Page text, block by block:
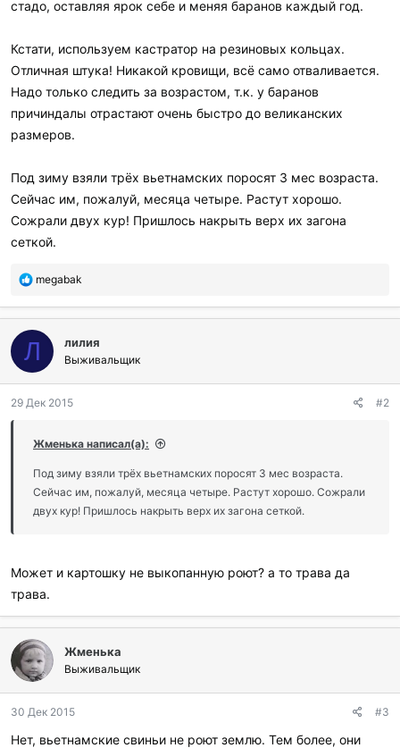
стадо, оставляя ярок себе и меняя баранов каждый год.
Кстати, используем кастратор на резиновых кольцах.
Отличная штука! Никакой кровищи, всё само отваливается.
Надо только следить за возрастом, т.к. у баранов
причиндалы отрастают очень быстро до великанских
размеров.
Под зиму взяли трёх вьетнамских поросят 3 мес возраста.
Сейчас им, пожалуй, месяца четыре. Растут хорошо.
Сожрали двух кур! Пришлось накрыть верх их загона
сеткой.
П
б
л
а
г
о
а
и
и
:
megabak
Л лилия
Выживальщик
29 Дек 2015 #2
Жменька написал(а):
Под зиму взяли трёх вьетнамских поросят 3 мес возраста.
Сейчас им, пожалуй, месяца четыре. Растут хорошо. Сожрали
двух кур! Пришлось накрыть верх их загона сеткой.
Может и картошку не выкопанную роют? а то трава да
трава.
Жменька
Выживальщик
30 Дек 2015 #3
Нет, вьетнамские свиньи не роют землю. Тем более, они